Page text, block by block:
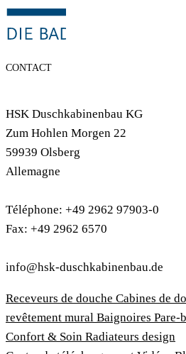
CONTACT
HSK Duschkabinenbau KG
Zum Hohlen Morgen 22
59939 Olsberg
Allemagne
Téléphone: +49 2962 97903-0
Fax: +49 2962 6570
info@hsk-duschkabinenbau.de
Receveurs de douche Cabines de
revêtement mural Baignoires Pare-
Confort & Soin Radiateurs design